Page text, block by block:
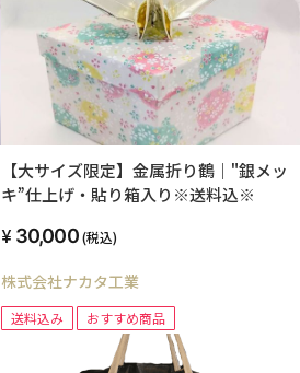
【大サイズ限定】金属折り鶴｜"銀メッ
キ”仕上げ・貼り箱入り※送料込※
30,000(税込)
株式会社ナカタ工業
送料込み おすすめ商品